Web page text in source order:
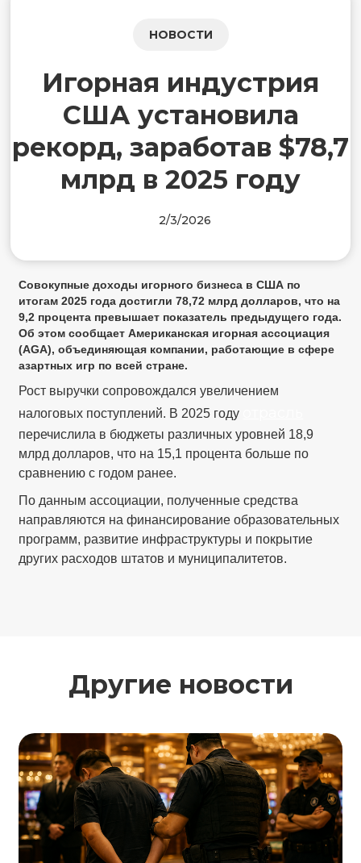
НОВОСТИ
Игорная индустрия
США установила
рекорд, заработав $78,7
млрд в 2025 году
2/3/2026
Совокупные доходы игорного бизнеса в США по
итогам 2025 года достигли 78,72 млрд долларов, что на
9,2 процента превышает показатель предыдущего года.
Об этом сообщает Американская игорная ассоциация
(AGA), объединяющая компании, работающие в сфере
азартных игр по всей стране.
Рост выручки сопровождался увеличением
налоговых поступлений. В 2025 году
перечислила в бюджеты различных уровней 18,9
млрд долларов, что на 15,1 процента больше по
сравнению с годом ранее.
По данным ассоциации, полученные средства
направляются на финансирование образовательных
программ, развитие инфраструктуры и покрытие
других расходов штатов и муниципалитетов.
Другие новости